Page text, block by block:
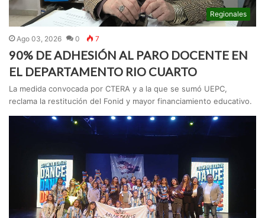
Regionales
Ago 03, 2026 0 7
90% DE ADHESIÓN AL PARO DOCENTE EN
EL DEPARTAMENTO RIO CUARTO
La medida convocada por CTERA y a la que se sumó UEPC,
reclama la restitución del Fonid y mayor financiamiento educativo.